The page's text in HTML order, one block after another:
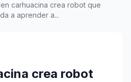
carhuacina crea robot que
a aprender a...
crea robot